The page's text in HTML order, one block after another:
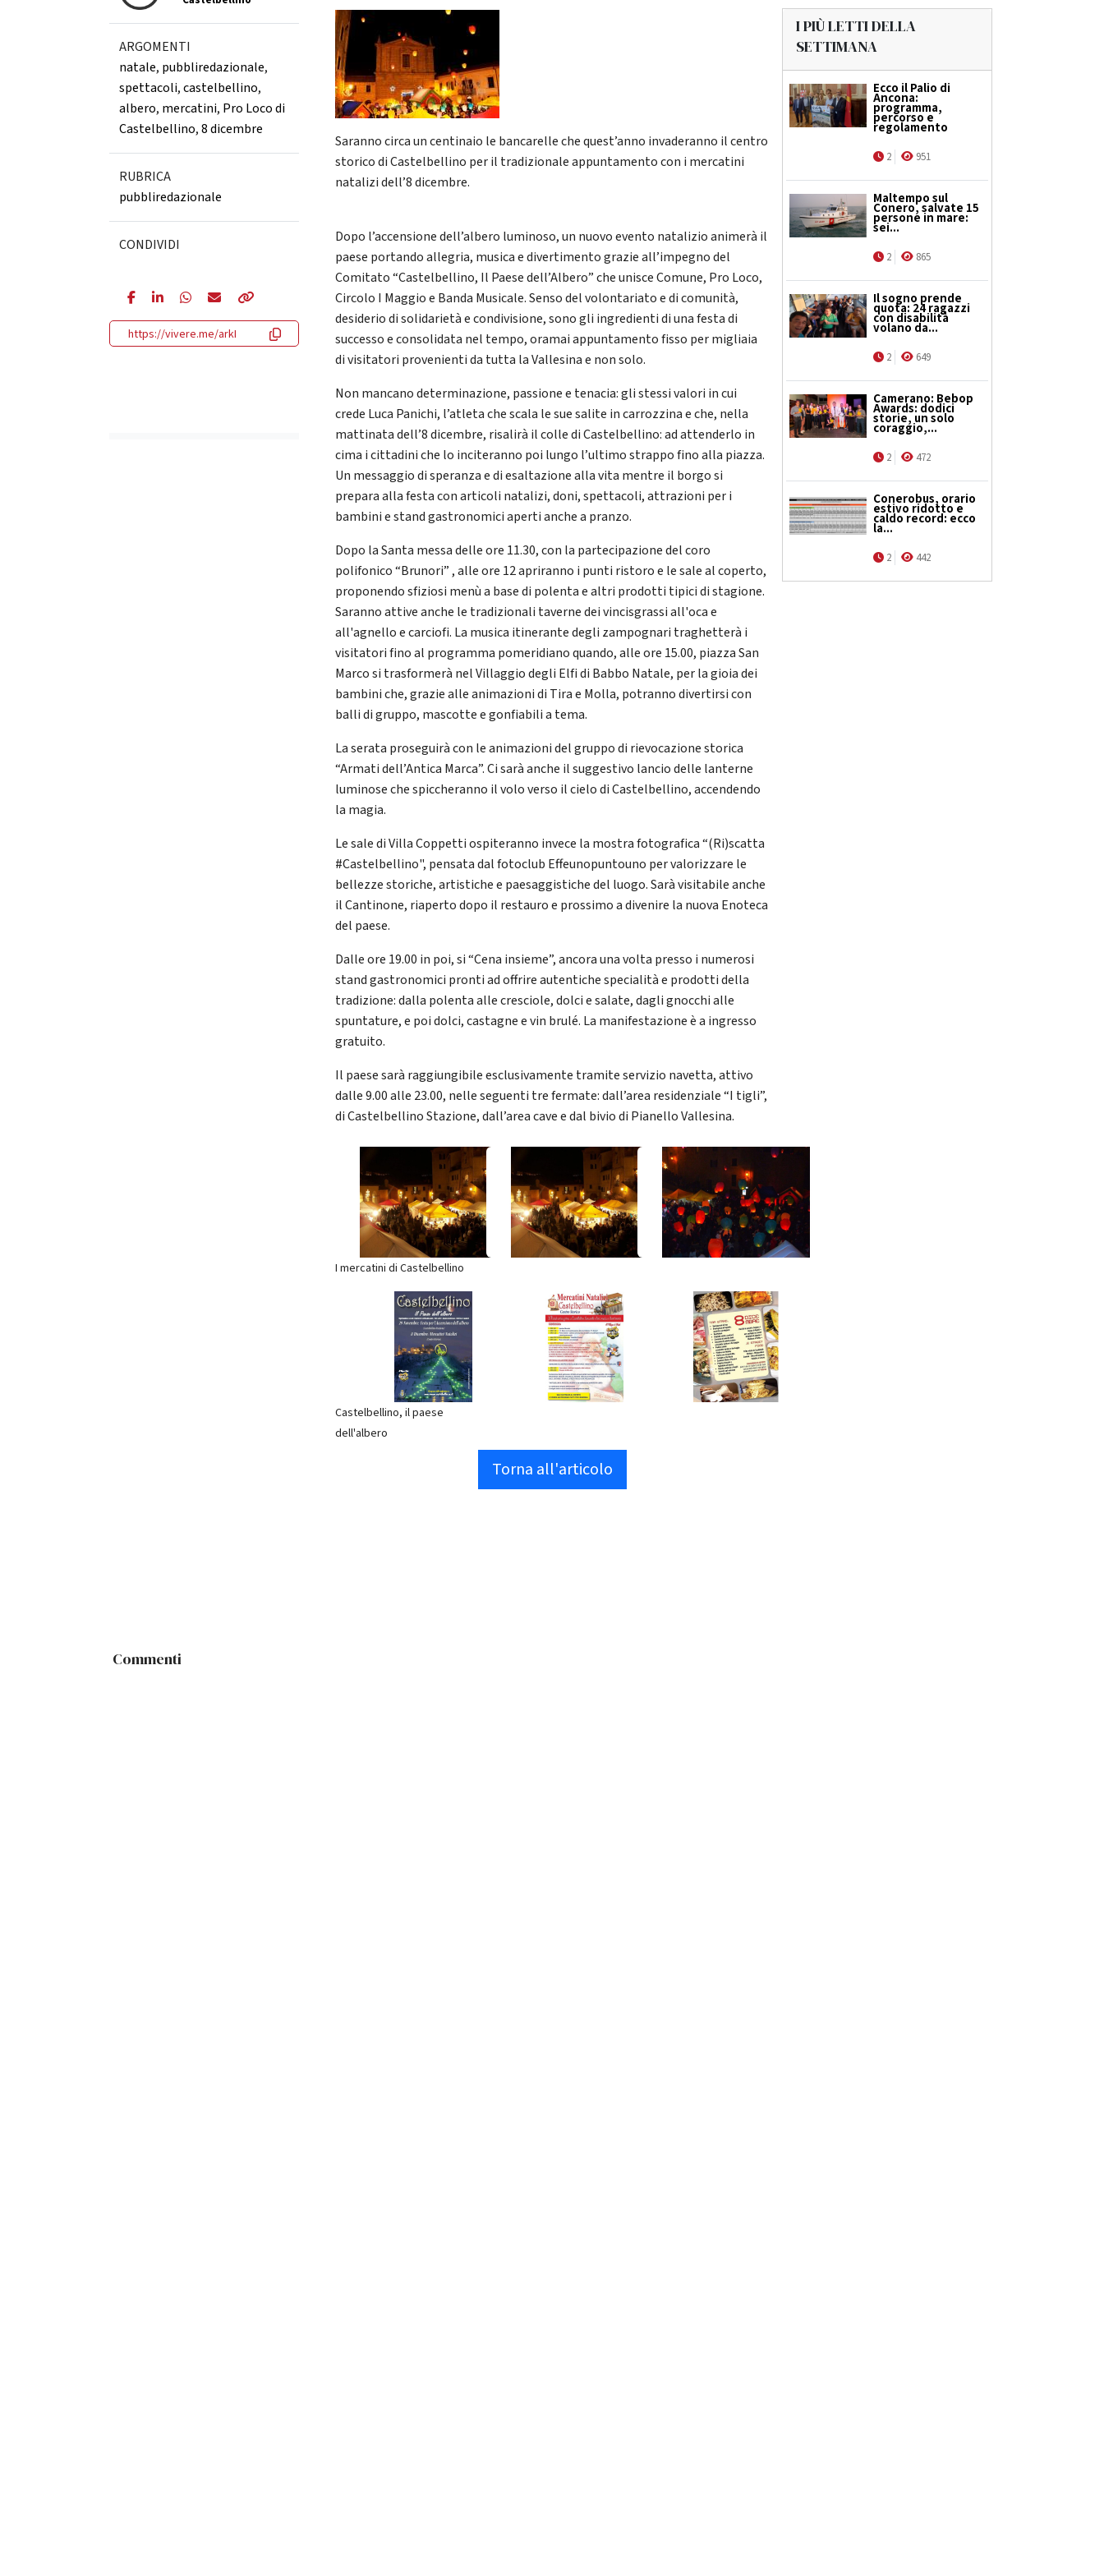
ARGOMENTI
natale, pubbliredazionale,
spettacoli,castelbellino,
albero, mercatini, Pro Loco di
Castelbellino,8 dicembre
RUBRICA
pubbliredazionale
CONDIVIDI
https://vivere.me/arkI
Saranno circa un centinaio le bancarelle che quest’anno invaderanno il centro
storico di Castelbellino per il tradizionale appuntamento con i mercatini
natalizi dell’8 dicembre.
Dopo l’accensione dell’albero luminoso, un nuovo evento natalizio animerà il
paese portando allegria, musica e divertimento grazie all’impegno del
Comitato “Castelbellino, Il Paese dell’Albero” che unisce Comune, Pro Loco,
Circolo I Maggio e Banda Musicale. Senso del volontariato e di comunità,
desiderio di solidarietà e condivisione, sono gli ingredienti di una festa di
successo e consolidata nel tempo, oramai appuntamento fisso per migliaia
di visitatori provenienti da tutta la Vallesina e non solo.
Non mancano determinazione, passione e tenacia: gli stessi valori in cui
crede Luca Panichi, l’atleta che scala le sue salite in carrozzina e che, nella
mattinata dell’8 dicembre, risalirà il colle di Castelbellino: ad attenderlo in
cima i cittadini che lo inciteranno poi lungo l’ultimo strappo fino alla piazza.
Un messaggio di speranza e di esaltazione alla vita mentre il borgo si
prepara alla festa con articoli natalizi, doni, spettacoli, attrazioni per i
bambini e stand gastronomici aperti anche a pranzo.
Dopo la Santa messa delle ore 11.30, con la partecipazione del coro
polifonico “Brunori” , alle ore 12 apriranno i punti ristoro e le sale al coperto,
proponendo sfiziosi menù a base di polenta e altri prodotti tipici di stagione.
Saranno attive anche le tradizionali taverne dei vincisgrassi all'oca e
all'agnello e carciofi. La musica itinerante degli zampognari traghetterà i
visitatori fino al programma pomeridiano quando, alle ore 15.00, piazza San
Marco si trasformerà nel Villaggio degli Elfi di Babbo Natale, per la gioia dei
bambini che, grazie alle animazioni di Tira e Molla, potranno divertirsi con
balli di gruppo, mascotte e gonfiabili a tema.
La serata proseguirà con le animazioni del gruppo di rievocazione storica
“Armati dell’Antica Marca”. Ci sarà anche il suggestivo lancio delle lanterne
luminose che spiccheranno il volo verso il cielo di Castelbellino, accendendo
la magia.
Le sale di Villa Coppetti ospiteranno invece la mostra fotografica “(Ri)scatta
#Castelbellino", pensata dal fotoclub Effeunopuntouno per valorizzare le
bellezze storiche, artistiche e paesaggistiche del luogo. Sarà visitabile anche
il Cantinone, riaperto dopo il restauro e prossimo a divenire la nuova Enoteca
del paese.
Dalle ore 19.00 in poi, si “Cena insieme”, ancora una volta presso i numerosi
stand gastronomici pronti ad offrire autentiche specialità e prodotti della
tradizione: dalla polenta alle cresciole, dolci e salate, dagli gnocchi alle
spuntature, e poi dolci, castagne e vin brulé. La manifestazione è a ingresso
gratuito.
Il paese sarà raggiungibile esclusivamente tramite servizio navetta, attivo
dalle 9.00 alle 23.00, nelle seguenti tre fermate: dall’area residenziale “I tigli”,
di Castelbellino Stazione, dall’area cave e dal bivio di Pianello Vallesina.
I mercatini di Castelbellino
Castelbellino, il paese
dell'albero
Torna all'articolo
I PIÙ LETTI DELLA
SETTIMANA
Ecco il Palio di
Ancona:
programma,
percorso e
regolamento
2 951
Maltempo sul
Conero, salvate 15
persone in mare:
sei...
2 865
Il sogno prende
quota: 24 ragazzi
con disabilità
volano da...
2 649
Camerano: Bebop
Awards: dodici
storie, un solo
coraggio,...
2 472
Conerobus, orario
estivo ridotto e
caldo record: ecco
la...
2 442
Commenti